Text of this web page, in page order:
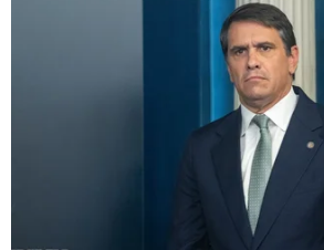
Nga thông báo tấn công căn